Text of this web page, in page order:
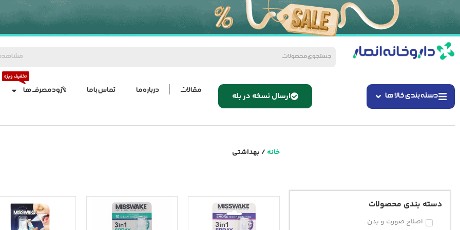
دسته بندی کالا ها ارسال نسخه در بله مقالات درباره ما تماس با ما %زود مصرف ها
دسته بندی محصولات
اصلاح صورت و بدن
خانه / بهداشتی